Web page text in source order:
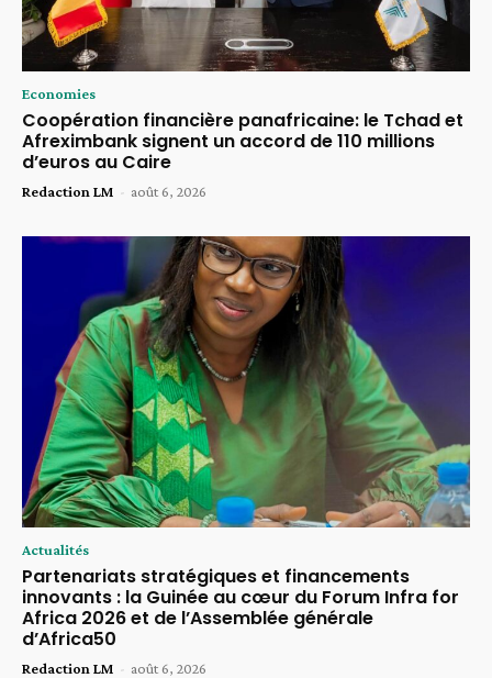
Economies
Coopération financière panafricaine: le Tchad et
Afreximbank signent un accord de 110 millions
d’euros au Caire
Redaction LM - août 6, 2026
Actualités
Partenariats stratégiques et financements
innovants : la Guinée au cœur du Forum Infra for
Africa 2026 et de l’Assemblée générale
d’Africa50
Redaction LM - août 6, 2026